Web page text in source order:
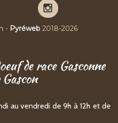
Pierre
sur
- Pyréweb2018-2026
de race Gasconne
au vendredi de 9h à 12h et de